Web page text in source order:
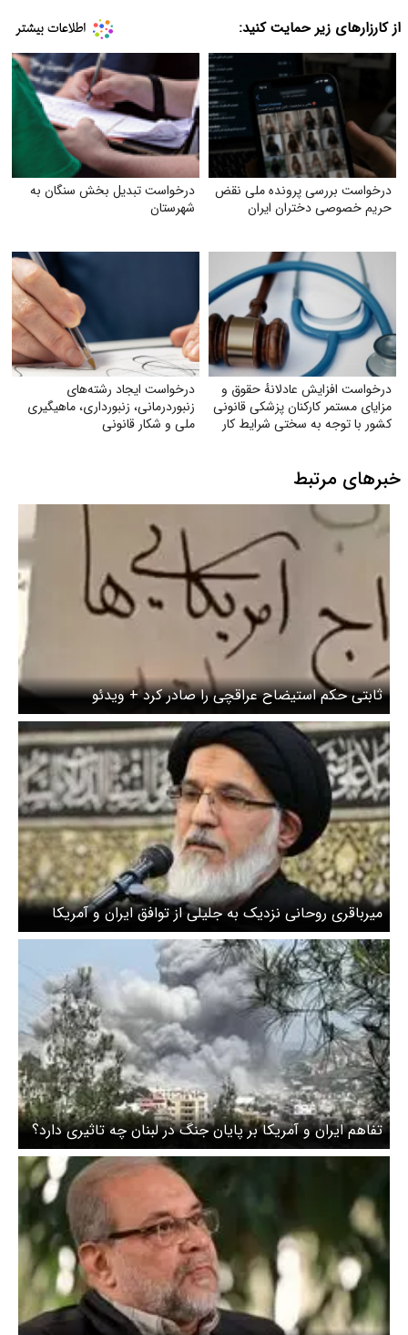
از کارزارهای زیر حمایت کنید:
درخواست بررسی پرونده ملی نقض
حریم خصوصی دختران ایران
درخواست تبدیل بخش سنگان به
شهرستان
درخواست افزایش عادلانهٔ حقوق و
مزایای مستمر کارکنان پزشکی قانونی
کشور با توجه به سختی شرایط کار
درخواست ایجاد رشته‌های
زنبوردرمانی، زنبورداری، ماهیگیری
ملی و شکار قانونی
خبرهای مرتبط
ثابتی حکم استیضاح عراقچی را صادر کرد + ویدئو
میرباقری روحانی نزدیک به جلیلی از توافق ایران و آمریکا
حمایت کرد + عکس
تفاهم ایران و آمریکا بر پایان جنگ در لبنان چه تاثیری دارد؟